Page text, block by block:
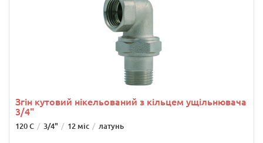
Згін кутовий нікельований з кільцем ущільнювача
3/4"
120 C 3/4" 12 міс латунь